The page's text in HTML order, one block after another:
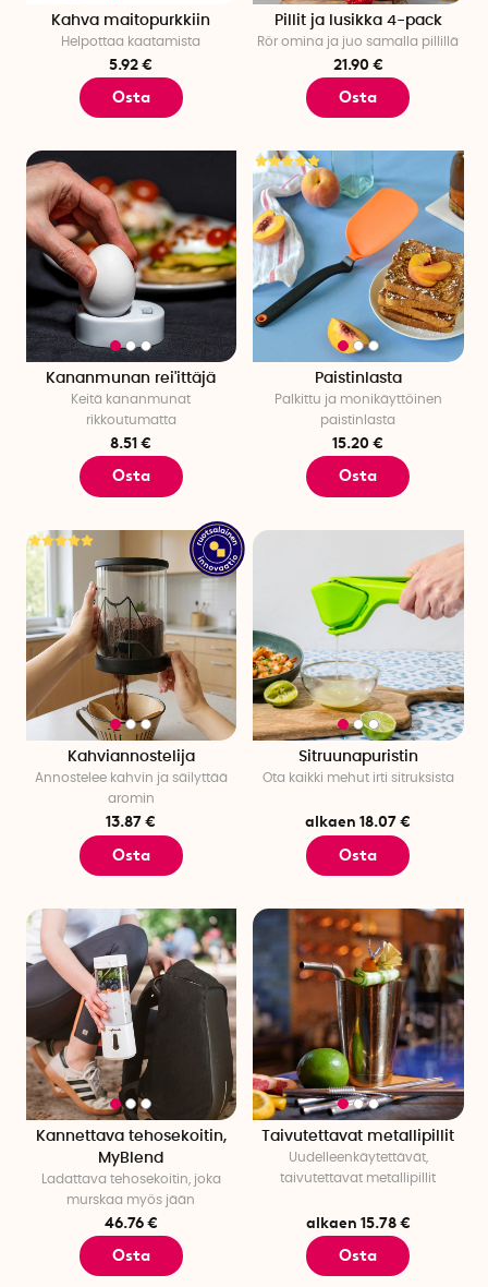
Kahva maitopurkkiin
Helpottaa kaatamista
5.92 €
Osta
Pillit ja lusikka 4-pack
Rör omina ja juo samalla pillillä
21.90 €
Osta
Kananmunan rei'ittäjä
Keitä kananmunat
rikkoutumatta
8.51 €
Osta
Paistinlasta
Palkittu ja monikäyttöinen
paistinlasta
15.20 €
Osta
Kahviannostelija
Annostelee kahvin ja säilyttää
aromin
13.87 €
Osta
Sitruunapuristin
Ota kaikki mehut irti sitruksista
alkaen 18.07 €
Osta
Kannettava tehosekoitin,
MyBlend
Ladattava tehosekoitin, joka
murskaa myös jään
46.76 €
Osta
Taivutettavat metallipillit
Uudelleenkäytettävät,
taivutettavat metallipillit
alkaen 15.78 €
Osta